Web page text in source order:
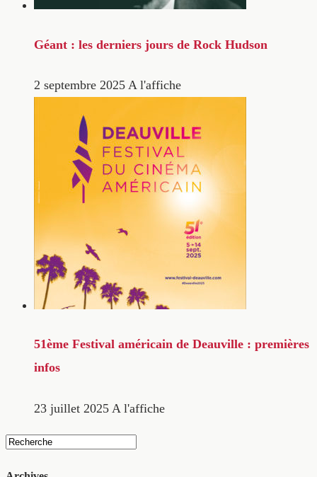
Géant : les derniers jours de Rock Hudson
2 septembre 2025 A l'affiche
51ème Festival américain de Deauville : premières
infos
23 juillet 2025 A l'affiche